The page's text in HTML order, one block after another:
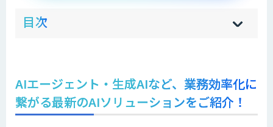
目次 hi
]
sh
]
AIエージェント・生成AIなど、業務効率化に
繋がる最新のAIソリューションをご紹介！